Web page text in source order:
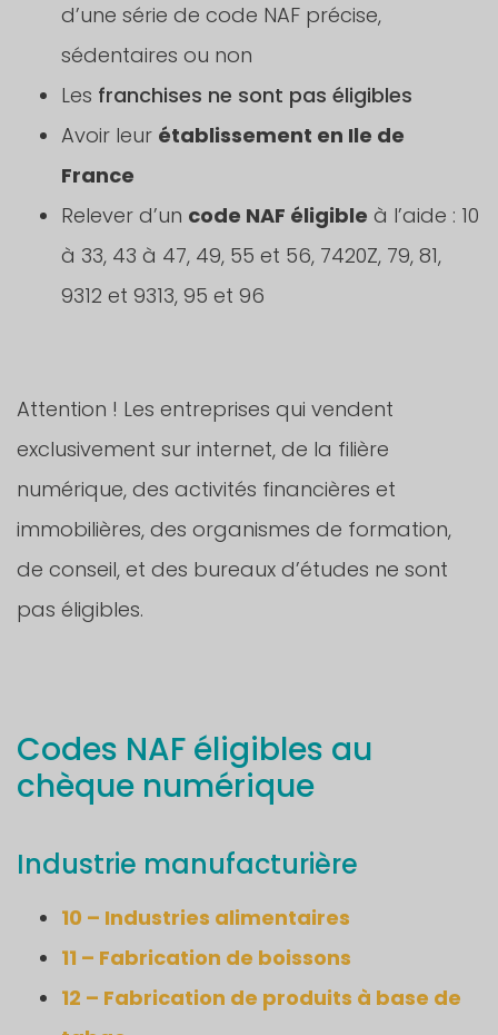
d’une série de code NAF précise,
sédentaires ou non
Les franchises ne sont pas éligibles
Avoir leur établissement en Ile de
France
Relever d’un code NAF éligible à l’aide : 10
à 33, 43 à 47, 49, 55 et 56, 7420Z, 79, 81,
9312 et 9313, 95 et 96
Attention ! Les entreprises qui vendent
exclusivement sur internet, de la filière
numérique, des activités financières et
immobilières, des organismes de formation,
de conseil, et des bureaux d’études ne sont
pas éligibles.
Codes NAF éligibles au
chèque numérique
Industrie manufacturière
10 – Industries alimentaires
11 – Fabrication de boissons
12 – Fabrication de produits à base de